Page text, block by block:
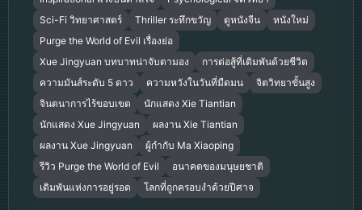
Sci-Fi วิทยาศาสตร์
Thriller ระทึกขวัญ ดูหนังจีน
หนังใหม่
Purge the World of Evil เรื่องย่อ
Xue Jingyuan บทบาทน่าจับตามอง
การต่อสู้ที่เดิมพันด้วยชีวิต
ความมันส์ระดับ 5 ดาว
ความหวังในวันที่มืดมน
จิตวิทยาขั้นสูง
จินตนาการไร้ขอบเขต
นักแสดง Xie Tiantian
นักแสดง Xue Jingyuan
ผลงาน Xie Tiantian
ผลงาน Xue Jingyuan
ผู้กำกับ Ma Xiaoping
รีวิว Purge the World of Evil
อนาคตของมนุษยชาติ
เดิมพันแห่งการอยู่รอด
โลกที่ถูกครอบงำด้วยปีศาจ